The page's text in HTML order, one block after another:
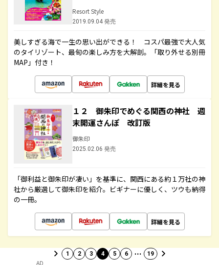
Resort Style
2019.09.04 発売
美しすぎる海で一生の思い出ができる！ コスパ最強で大人気
のタイリゾート、最旬の楽しみ方を大解剖。「取り外せる別冊
MAP」付き！
詳細を見る
１２ 御朱印でめぐる関西の神社 週
末開運さんぽ 改訂版
御朱印
2025.02.06 発売
「御利益と御朱印が凄い」を基準に、関西にある約１万社の神
社から厳選して御朱印を紹介。ビギナーに優しく、ツウも納得
の一冊。
詳細を見る
1 2 3 4 5 6 … 19
AD